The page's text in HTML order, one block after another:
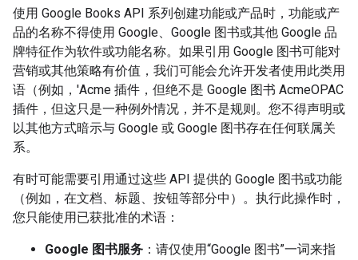
使用 Google Books API 系列创建功能或产品时，功能或产
品的名称不得使用 Google、Google 图书或其他 Google 品
牌特征作为软件或功能名称。如果引用 Google 图书可能对
营销或其他策略有价值，我们可能会允许开发者使用此类用
语（例如，'Acme 插件，但绝不是 Google 图书 AcmeOPAC
插件，但这只是一种例外情况，并不是规则。您不得声明或
以其他方式暗示与 Google 或 Google 图书存在任何联属关
系。
有时可能需要引用通过这些 API 提供的 Google 图书或功能
（例如，在文档、标题、按钮等部分中）。执行此操作时，
您只能使用已获批准的术语：
Google 图书服务 ：请仅使用“Google 图书”一词来指